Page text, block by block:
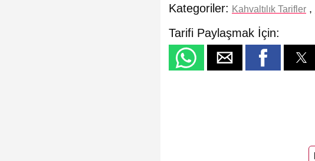
Kategoriler: Kahvaltılık Tarifler ,
Tarifi Paylaşmak İçin: